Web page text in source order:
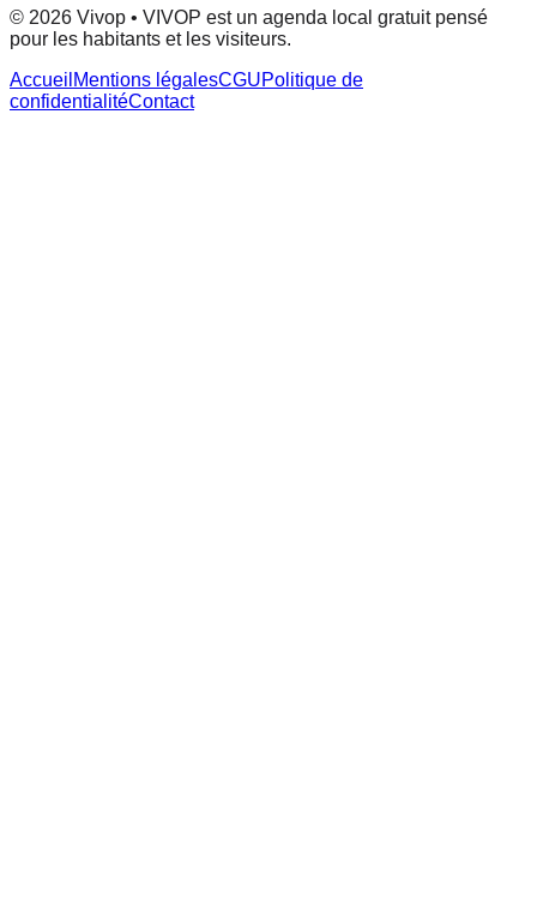
© 2026 Vivop • VIVOP est un agenda local gratuit pensé
pour les habitants et les visiteurs.
Accueil Mentions légalesCGUPolitique de
confidentialitéContact